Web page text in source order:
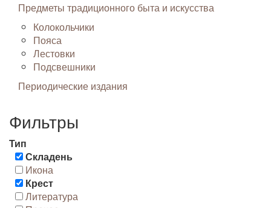
Предметы традиционного быта и искусства
Колокольчики
Пояса
Лестовки
Подсвешники
Периодические издания
Фильтры
Тип
Складень
Икона
Крест
Литература